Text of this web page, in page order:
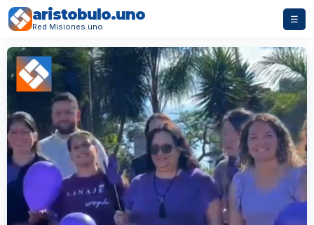
aristobulo.uno
Red Misiones.uno
☰